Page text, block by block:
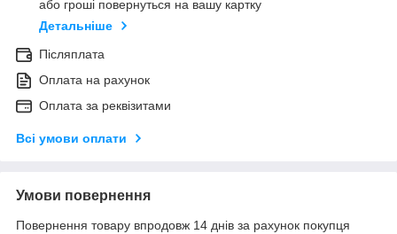
або гроші повернуться на вашу картку
Детальніше
Післяплата
Оплата на рахунок
Оплата за реквізитами
Всі умови оплати
Умови повернення
Повернення товару впродовж 14 днів за рахунок покупця